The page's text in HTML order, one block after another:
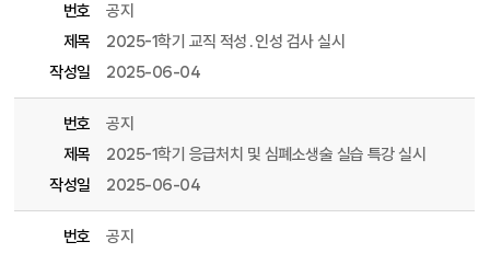
번호
공지
제목
2025-1학기 교직 적성․인성 검사 실시
작성일
2025-06-04
번호
공지
제목
2025-1학기 응급처치 및 심폐소생술 실습 특강 실시
작성일
2025-06-04
번호
공지